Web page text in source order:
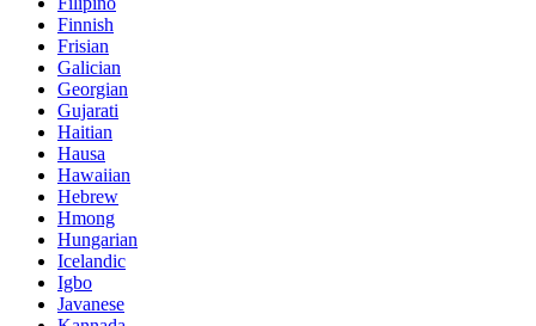
Finnish
Frisian
Galician
Georgian
Gujarati
Haitian
Hausa
Hawaiian
Hebrew
Hmong
Hungarian
Icelandic
Igbo
Javanese